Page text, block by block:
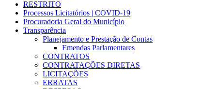
RESTRITO
Processos Licitatórios | COVID-19
Procuradoria Geral do Município
Transparência
Planejamento e Prestação de Contas
Emendas Parlamentares
CONTRATOS
CONTRATAÇÕES DIRETAS
LICITAÇÕES
ERRATAS